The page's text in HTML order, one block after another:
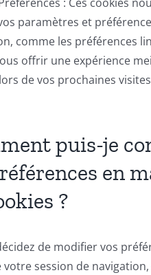
paramètres et
comme les préférences
offrir une expérience
de vos prochaines
puis-je
en
?
de modifier vos
votre session de